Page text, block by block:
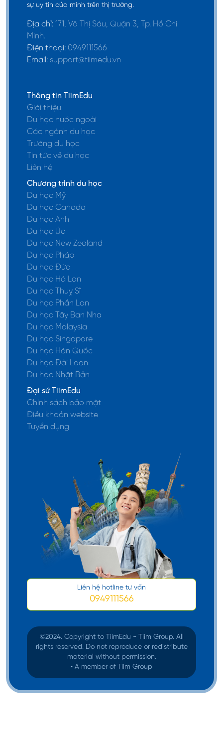
sự uy tín của mình trên thị trường.
Địa chỉ: 171, Võ Thị Sáu, Quận 3, Tp. Hồ Chí
Minh.
Điện thoại: 0949111566
Email: support@tiimedu.vn
Thông tin TiimEdu
Giới thiệu
Du học nước ngoài
Các ngành du học
Trường du học
Tin tức về du học
Liên hệ
Chương trình du học
Du học Mỹ
Du học Canada
Du học Anh
Du học Úc
Du học New Zealand
Du học Pháp
Du học Đức
Du học Hà Lan
Du học Thuỵ Sĩ
Du học Phần Lan
Du học Tây Ban Nha
Du học Malaysia
Du học Singapore
Du học Hàn Quốc
Du học Đài Loan
Du học Nhật Bản
Đại sứ TiimEdu
Chính sách bảo mật
Điều khoản website
Tuyển dụng
Liên hệ hotline tư vấn
0949111566
©️2024. Copyright to TiimEdu - Tiim Group. All
rights reserved. Do not reproduce or redistribute
material without permission.
• A member of Tiim Group